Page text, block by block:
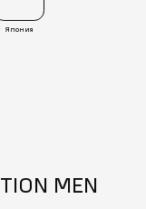
Япония
MEN